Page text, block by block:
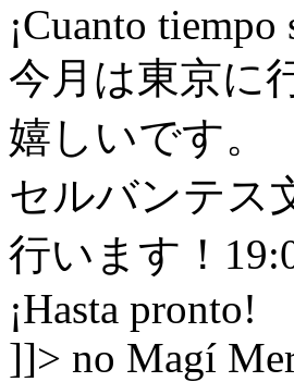
¡Cuanto tiempo
今月は東京に
嬉しいです。
セルバンテス
行います！
¡Hasta pronto!
]]> no Magí